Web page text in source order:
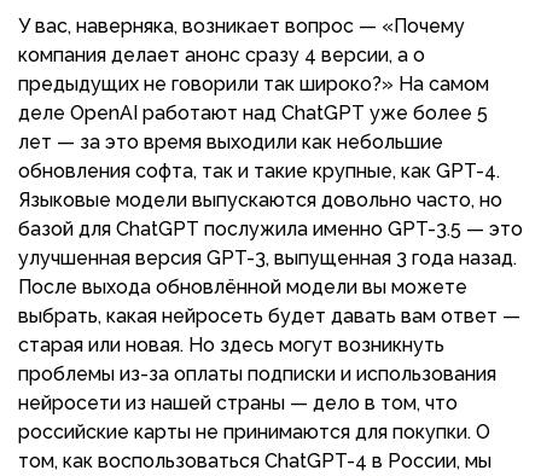
У вас, наверняка, возникает вопрос — «Почему
компания делает анонс сразу 4 версии, а о
предыдущих не говорили так широко?» На самом
деле OpenAI работают над ChatGPT уже более 5
лет — за это время выходили как небольшие
обновления софта, так и такие крупные, как GPT-4.
Языковые модели выпускаются довольно часто, но
базой для ChatGPT послужила именно GPT-3.5 — это
улучшенная версия GPT-3, выпущенная 3 года назад.
После выхода обновлённой модели вы можете
выбрать, какая нейросеть будет давать вам ответ —
старая или новая. Но здесь могут возникнуть
проблемы из-за оплаты подписки и использования
нейросети из нашей страны — дело в том, что
российские карты не принимаются для покупки. О
том, как воспользоваться ChatGPT-4 в России, мы